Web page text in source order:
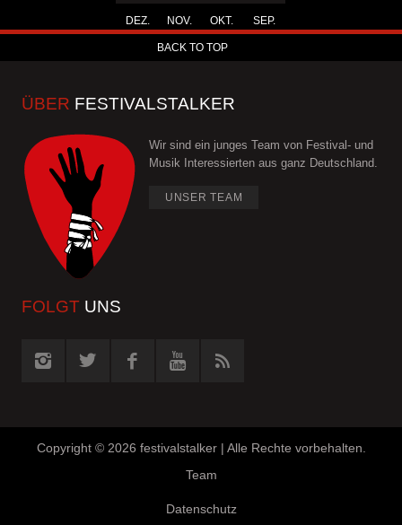
DEZ. NOV. OKT. SEP.
BACK TO TOP
ÜBER FESTIVALSTALKER
Wir sind ein junges Team von Festival- und
Musik Interessierten aus ganz Deutschland.
UNSER TEAM
FOLGT UNS
Copyright © 2026 festivalstalker | Alle Rechte vorbehalten.
Team
Datenschutz